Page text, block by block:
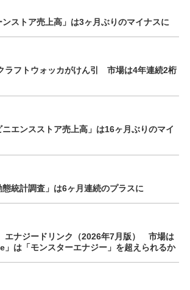
ストア売上高」は3ヶ月ぶりのマイナスに
フトウォッカがけん引 市場は4年連続2桁
エンスストア売上高」は16ヶ月ぶりのマイ
統計調査」は6ヶ月連続のプラスに
ナジードリンク（2026年7月版） 市場は
」は「モンスターエナジー」を超えられるか